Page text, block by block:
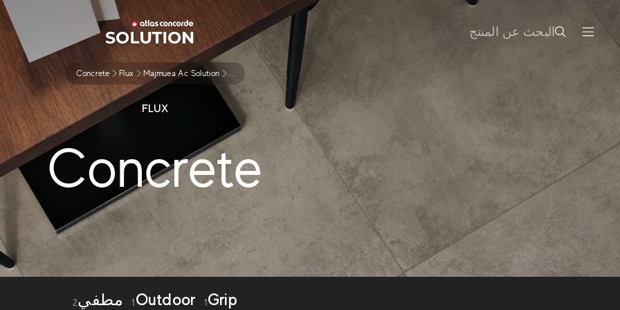
البحث عن المنتج
...
Majmuea Ac Solution
Flux
Concrete
FLUX
Concrete
Grip
1
Outdoor
1 مطفي2